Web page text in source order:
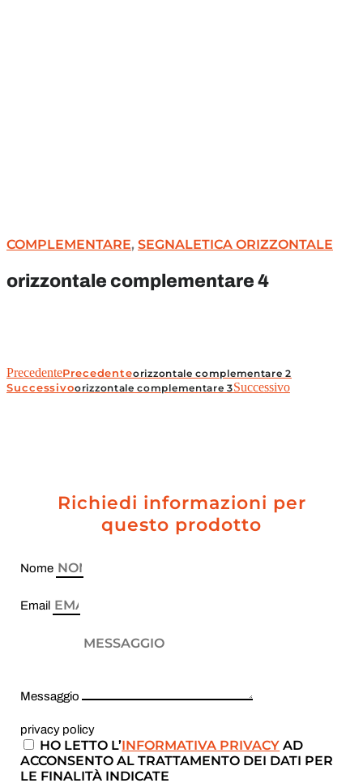
COMPLEMENTARE, SEGNALETICA ORIZZONTALE
orizzontale complementare 4
PrecedentePrecedenteorizzontale complementare 2
Successivoorizzontale complementare 3Successivo
Richiedi informazioni per
questo prodotto
Nome
Email
Messaggio
privacy policy
HO LETTO L’INFORMATIVA PRIVACY AD
ACCONSENTO AL TRATTAMENTO DEI DATI PER
LE FINALITÀ INDICATE